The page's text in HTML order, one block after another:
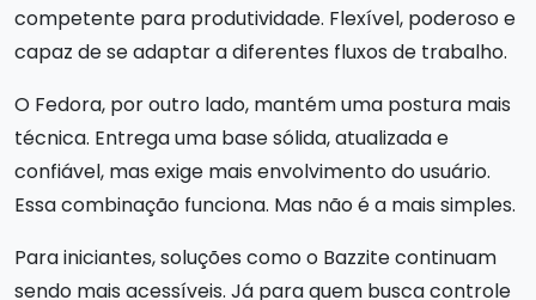
competente para produtividade. Flexível, poderoso e
capaz de se adaptar a diferentes fluxos de trabalho.
O Fedora, por outro lado, mantém uma postura mais
técnica. Entrega uma base sólida, atualizada e
confiável, mas exige mais envolvimento do usuário.
Essa combinação funciona. Mas não é a mais simples.
Para iniciantes, soluções como o Bazzite continuam
sendo mais acessíveis. Já para quem busca controle